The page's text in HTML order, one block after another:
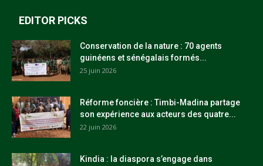
EDITOR PICKS
Conservation de la nature : 70 agents
guinéens et sénégalais formés...
25 juin 2026
Réforme foncière : Timbi-Madina partage
son expérience aux acteurs des quatre...
22 juin 2026
Kindia : la diaspora s’engage dans